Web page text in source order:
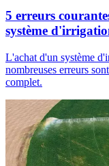
5 erreurs
système
L'achat d'un système
nombreuses erreurs
complet.